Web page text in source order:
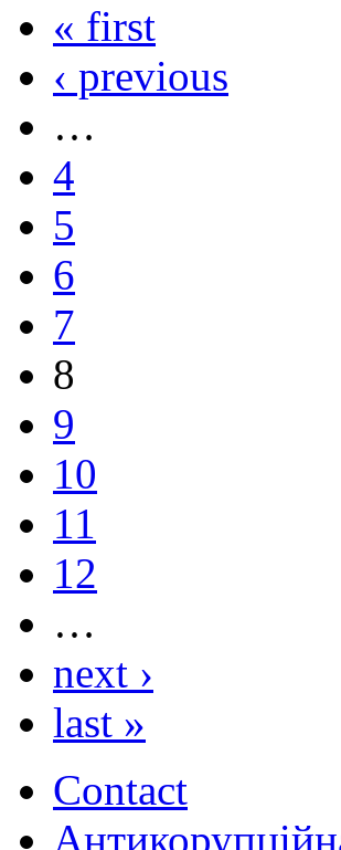
« first
‹ previous
…
4
5
6
7
8
9
10
11
12
…
next ›
last »
Contact